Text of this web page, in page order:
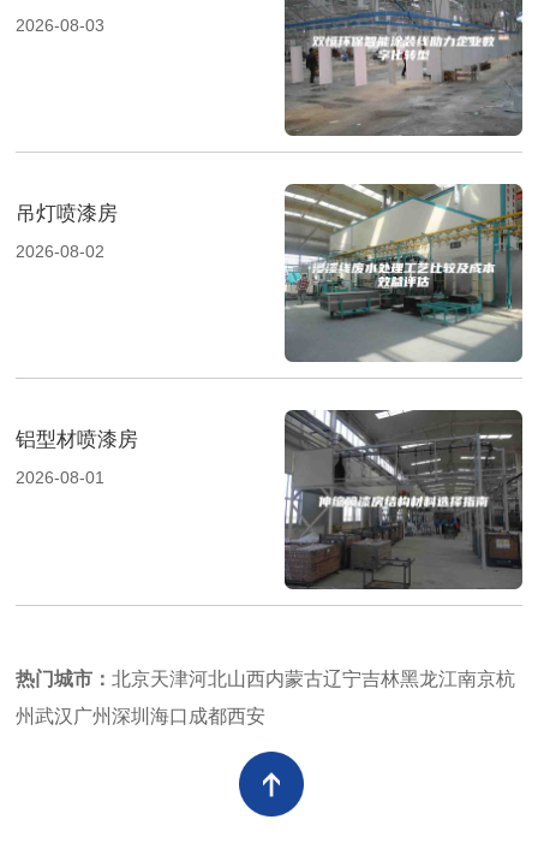
2026-08-03
吊灯喷漆房
2026-08-02
铝型材喷漆房
2026-08-01
热门城市：北京天津河北山西内蒙古辽宁吉林黑龙江南京杭
州武汉 广州深圳海口 成都西安